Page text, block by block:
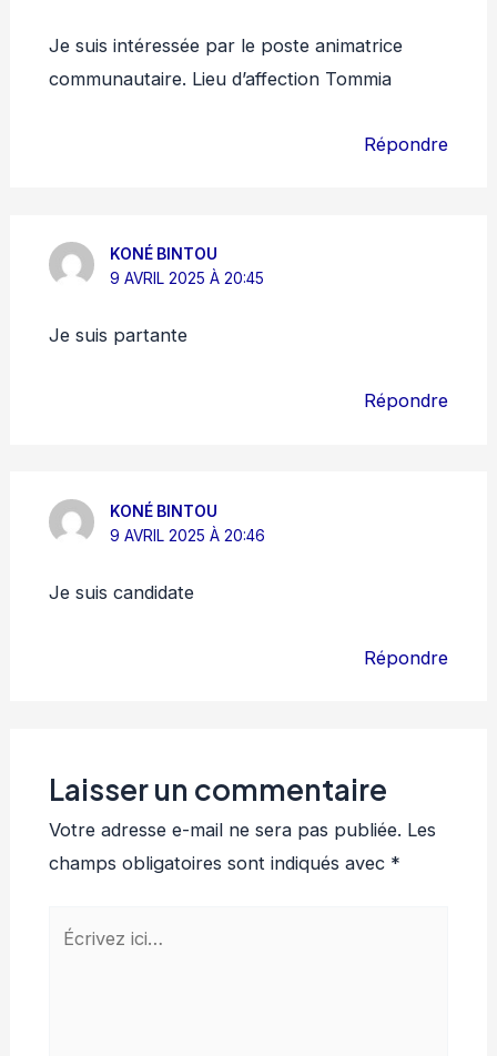
Je suis intéressée par le poste animatrice
communautaire. Lieu d’affection Tommia
Répondre
KONÉ BINTOU
9 AVRIL 2025 À 20:45
Je suis partante
Répondre
KONÉ BINTOU
9 AVRIL 2025 À 20:46
Je suis candidate
Répondre
Laisser un commentaire
Votre adresse e-mail ne sera pas publiée. Les
champs obligatoires sont indiqués avec *
Écrivez